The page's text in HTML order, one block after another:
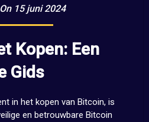
15 juni 2024
Kopen: Een
Gids
in het kopen van Bitcoin, is
en betrouwbare Bitcoin